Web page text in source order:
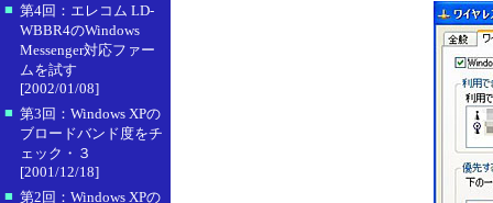
■ 第4回：エレコム LD-
WBBR4のWindows
Messenger対応ファー
ムを試す
[2002/01/08]
■ 第3回：Windows XPの
ブロードバンド度をチ
ェック・３
[2001/12/18]
■ 第2回：Windows XPの